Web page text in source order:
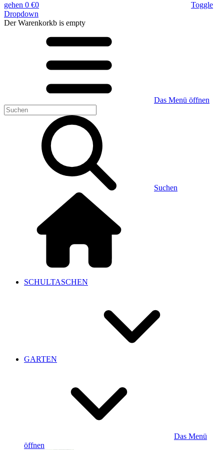
gehen 0 €0
Toggle
Dropdown
Der Warenkorkb is empty
Das Menü öffnen
Suchen
SCHULTASCHEN
GARTEN
Das Menü
öffnen